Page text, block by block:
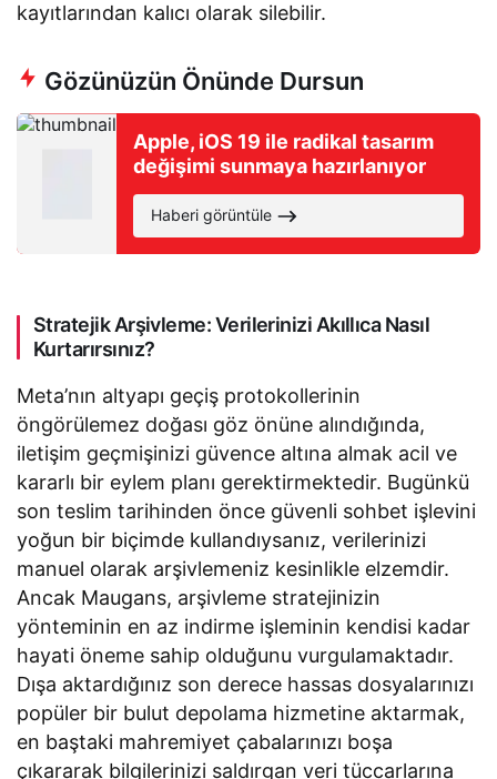
kayıtlarından kalıcı olarak silebilir.
Gözünüzün Önünde Dursun
Apple, iOS 19 ile radikal tasarım
değişimi sunmaya hazırlanıyor
Haberi görüntüle
Stratejik Arşivleme: Verilerinizi Akıllıca Nasıl
Kurtarırsınız?
Meta’nın altyapı geçiş protokollerinin
öngörülemez doğası göz önüne alındığında,
iletişim geçmişinizi güvence altına almak acil ve
kararlı bir eylem planı gerektirmektedir. Bugünkü
son teslim tarihinden önce güvenli sohbet işlevini
yoğun bir biçimde kullandıysanız, verilerinizi
manuel olarak arşivlemeniz kesinlikle elzemdir.
Ancak Maugans, arşivleme stratejinizin
yönteminin en az indirme işleminin kendisi kadar
hayati öneme sahip olduğunu vurgulamaktadır.
Dışa aktardığınız son derece hassas dosyalarınızı
popüler bir bulut depolama hizmetine aktarmak,
en baştaki mahremiyet çabalarınızı boşa
çıkararak bilgilerinizi saldırgan veri tüccarlarına